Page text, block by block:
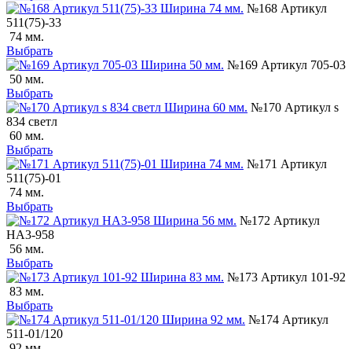
№168 Артикул
511(75)-33
74 мм.
Выбрать
№169 Артикул 705-03
50 мм.
Выбрать
№170 Артикул s
834 светл
60 мм.
Выбрать
№171 Артикул
511(75)-01
74 мм.
Выбрать
№172 Артикул
НА3-958
56 мм.
Выбрать
№173 Артикул 101-92
83 мм.
Выбрать
№174 Артикул
511-01/120